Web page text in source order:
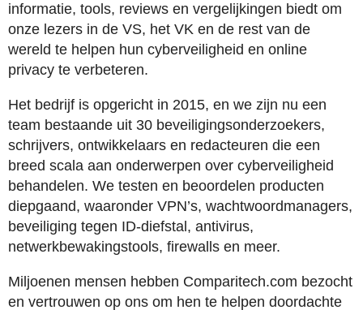
informatie, tools, reviews en vergelijkingen biedt om
onze lezers in de VS, het VK en de rest van de
wereld te helpen hun cyberveiligheid en online
privacy te verbeteren.
Het bedrijf is opgericht in 2015, en we zijn nu een
team bestaande uit 30 beveiligingsonderzoekers,
schrijvers, ontwikkelaars en redacteuren die een
breed scala aan onderwerpen over cyberveiligheid
behandelen. We testen en beoordelen producten
diepgaand, waaronder VPN’s, wachtwoordmanagers,
beveiliging tegen ID-diefstal, antivirus,
netwerkbewakingstools, firewalls en meer.
Miljoenen mensen hebben Comparitech.com bezocht
en vertrouwen op ons om hen te helpen doordachte